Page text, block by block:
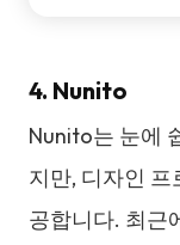
4. Nunito
Nunito는 눈에
지만, 디자인
공합니다. 최근